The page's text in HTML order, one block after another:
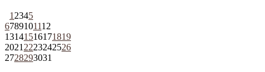
1 2345
6789101112
13141516171819
2021 2223242526
2728293031